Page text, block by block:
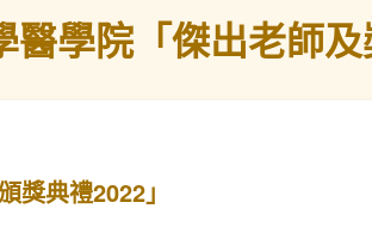
醫學院「傑出老師
獎典禮2022」